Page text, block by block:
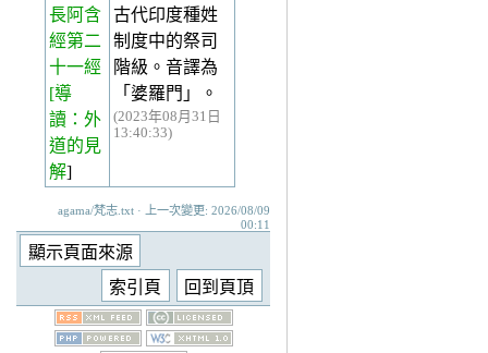
長阿含
經第二
十一經
[導
讀：外
道的見
解]
古代印度種姓
制度中的祭司
階級。音譯為
「婆羅門」。
(2023年08月31日
13:40:33)
agama/梵志.txt · 上一次變更: 2026/08/09
00:11